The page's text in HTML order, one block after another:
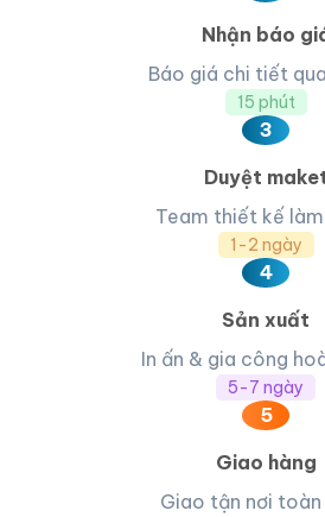
Nhận báo
Báo giá chi tiết
15 phút
3
Duyệt
Team thiết kế
1-2 ngày
4
Sản xuất
In ấn & gia công
5-7 ngày
5
Giao hàng
Giao tận nơi